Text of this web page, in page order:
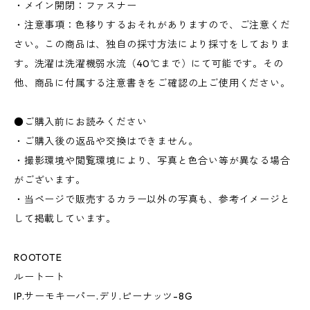
・メイン開閉：ファスナー
・注意事項：色移りするおそれがありますので、ご注意くだ
さい。この商品は、独自の採寸方法により採寸をしておりま
す。洗濯は洗濯機弱水流（40℃まで）にて可能です。その
他、商品に付属する注意書きをご確認の上ご使用ください。
●ご購入前にお読みください
・ご購入後の返品や交換はできません。
・撮影環境や閲覧環境により、写真と色合い等が異なる場合
がございます。
・当ページで販売するカラー以外の写真も、参考イメージと
して掲載しています。
ROOTOTE
ルートート
IP.サーモキーパー.デリ.ピーナッツ-8G